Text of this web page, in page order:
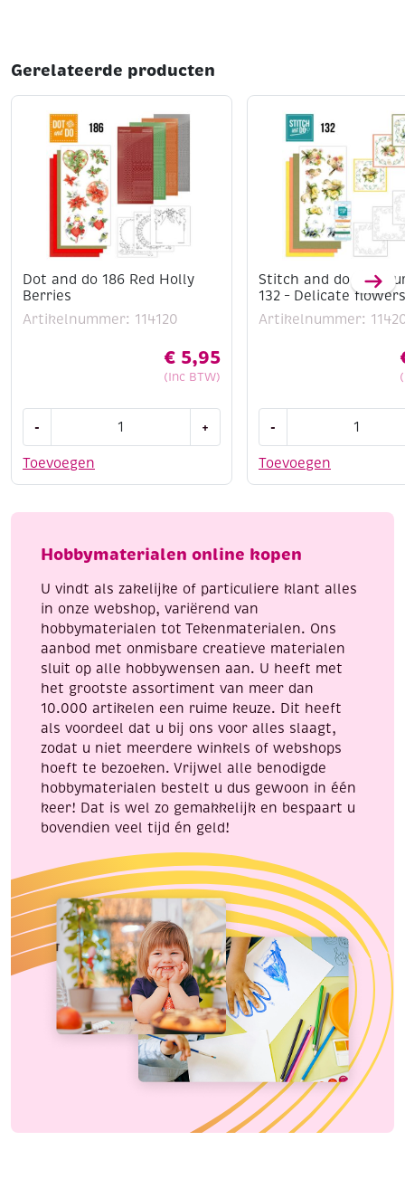
Gerelateerde producten
Dot and do 186 Red Holly
Berries
Artikelnummer: 114120
€ 5,95
(Inc BTW)
Toevoegen
-
do
Holly
aantal
+
Stitch and do
132 – Delicate flowers
Artikelnummer:
Toevoegen
-
do
-
flowers
Hobbymaterialen online kopen
U vindt als zakelijke of particuliere klant alles
in onze webshop, variërend van
hobbymaterialen tot Tekenmaterialen. Ons
aanbod met onmisbare creatieve materialen
sluit op alle hobbywensen aan. U heeft met
het grootste assortiment van meer dan
10.000 artikelen een ruime keuze. Dit heeft
als voordeel dat u bij ons voor alles slaagt,
zodat u niet meerdere winkels of webshops
hoeft te bezoeken. Vrijwel alle benodigde
hobbymaterialen bestelt u dus gewoon in één
keer! Dat is wel zo gemakkelijk en bespaart u
bovendien veel tijd én geld!